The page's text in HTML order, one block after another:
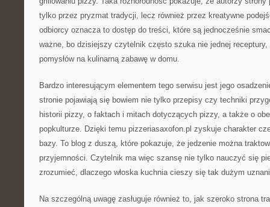
tylko przez pryzmat tradycji, lecz również przez kreatywne
odbiorcy oznacza to dostęp do treści, które są jednocześnie
ważne, bo dzisiejszy czytelnik często szuka nie jednej receptury,
pomysłów na kulinarną zabawę w domu.
Bardzo interesującym elementem tego serwisu jest jego
stronie pojawiają się bowiem nie tylko przepisy czy techniki
historii pizzy, o faktach i mitach dotyczących pizzy, a także o
popkulturze. Dzięki temu pizzeriasaxofon.pl zyskuje charakter
bazy. To blog z duszą, które pokazuje, że jedzenie można
przyjemności. Czytelnik ma więc szansę nie tylko nauczyć się
zrozumieć, dlaczego włoska kuchnia cieszy się tak dużym
Na szczególną uwagę zasługuje również to, jak szeroko strona